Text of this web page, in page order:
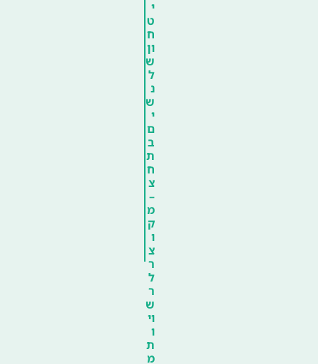
י
ט
ח
ון
ש
ל
נ
ש
י
ם
ב
ת
ח
צ
–
מ
ק
ו
צ
ר
ל
ר
ש
וי
ו
ת
מ